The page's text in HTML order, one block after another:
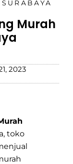
Murah
2023
toko